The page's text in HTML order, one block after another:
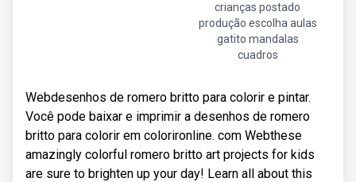
crianças postado
produção escolha aulas
gatito mandalas
cuadros
Webdesenhos de romero britto para colorir e pintar.
Você pode baixar e imprimir a desenhos de romero
britto para colorir em colorironline. com Webthese
amazingly colorful romero britto art projects for kids
are sure to brighten up your day! Learn all about this